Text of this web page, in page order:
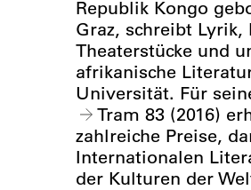
Republik Kongo
Graz, schreibt Lyrik,
Theaterstücke und
afrikanische
Universität. Für
Tram 83 (2016)
zahlreiche Preise,
Internationalen
der Kulturen der